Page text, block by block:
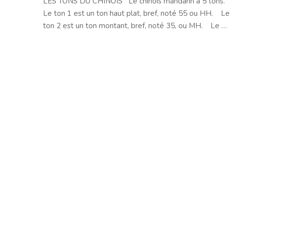
Le ton 1 est un ton haut plat, bref, noté 55 ou HH. Le
ton 2 est un ton montant, bref, noté 35, ou MH. Le …